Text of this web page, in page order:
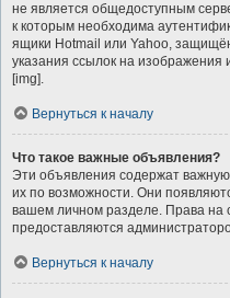
не является общедоступным
к которым необходима
ящики Hotmail или Yahoo,
указания ссылок на изображения
[img].
Вернуться к началу
Что такое важные объявления?
Эти объявления содержат
их по возможности. Они
вашем личном разделе. Права на
предоставляются
Вернуться к началу